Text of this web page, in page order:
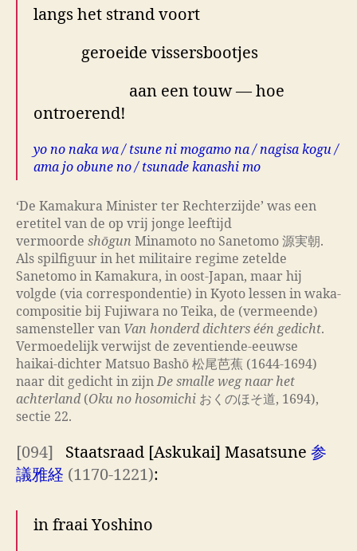
langs het strand voort
geroeide vissersbootjes
aan een touw — hoe
ontroerend!
yo no naka wa / tsune ni mogamo na / nagisa kogu /
ama jo obune no / tsunade kanashi mo
‘De Kamakura Minister ter Rechterzijde’ was een
eretitel van de op vrij jonge leeftijd
vermoorde shōgun Minamoto no Sanetomo 源実朝.
Als spilfiguur in het militaire regime zetelde
Sanetomo in Kamakura, in oost-Japan, maar hij
volgde (via correspondentie) in Kyoto lessen in waka-
compositie bij Fujiwara no Teika, de (vermeende)
samensteller van Van honderd dichters één gedicht.
Vermoedelijk verwijst de zeventiende-eeuwse
haikai-dichter Matsuo Bashō 松尾芭蕉 (1644-1694)
naar dit gedicht in zijnDe smalle weg naar het
achterland (Oku no hosomichi おくのほそ道, 1694),
sectie 22.
[094] Staatsraad [Askukai] Masatsune 参
議雅経 (1170-1221):
in fraai Yoshino